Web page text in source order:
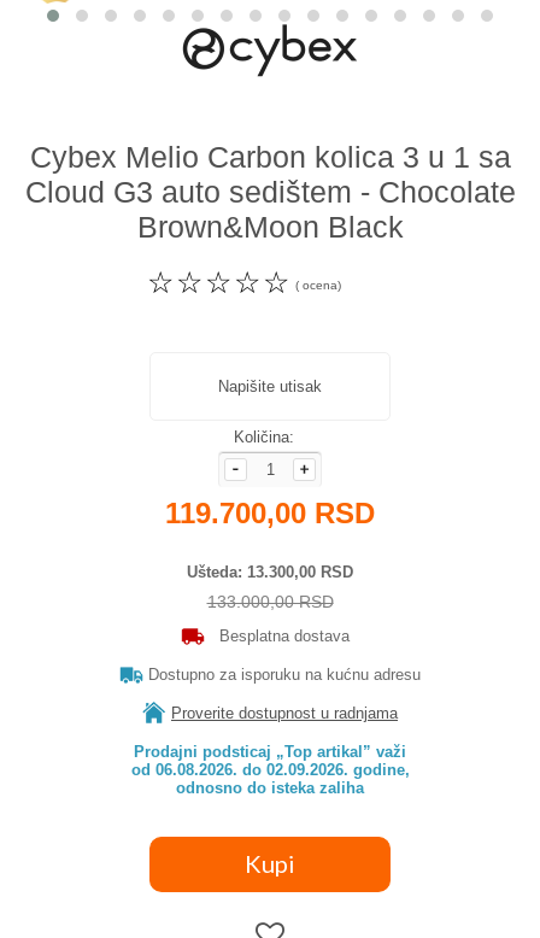
Cybex Melio Carbon kolica 3 u 1 sa
Cloud G3 auto sedištem - Chocolate
Brown&Moon Black
☆
☆
☆
☆
☆ ( ocena)
Napišite utisak
Količina:
119.700,00 RSD
Ušteda 13.300,00 RSD
133.000,00 RSD
Besplatna dostava
Dostupno za isporuku na kućnu adresu
Proverite dostupnost u radnjama
Prodajni podsticaj „Top artikal” važi
od 06.08.2026. do 02.09.2026. godine,
odnosno do isteka zaliha